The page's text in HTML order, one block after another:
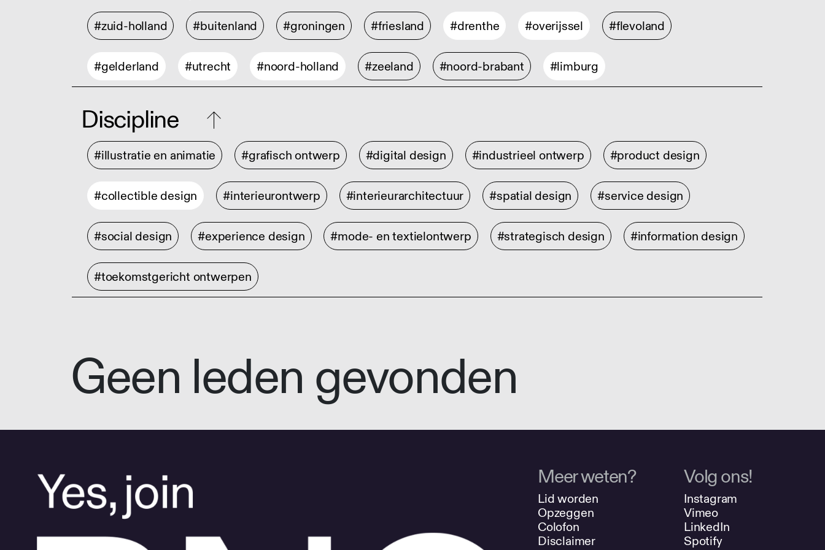
#zuid-holland #buitenland #groningen #friesland #drenthe #overijssel #flevoland
#gelderland #utrecht #noord-holland #zeeland #noord-brabant #limburg
Discipline
#illustratie en animatie #grafisch ontwerp #digital design #industrieel ontwerp #product design
#collectible design #interieurontwerp #interieurarchitectuur #spatial design #service design
#social design #experience design #mode- en textielontwerp #strategisch design #information design
#toekomstgericht ontwerpen
Geen leden gevonden
Meer weten?
Lid worden
Opzeggen
Colofon
Disclaimer
Volg ons!
Instagram
Vimeo
LinkedIn
Spotify